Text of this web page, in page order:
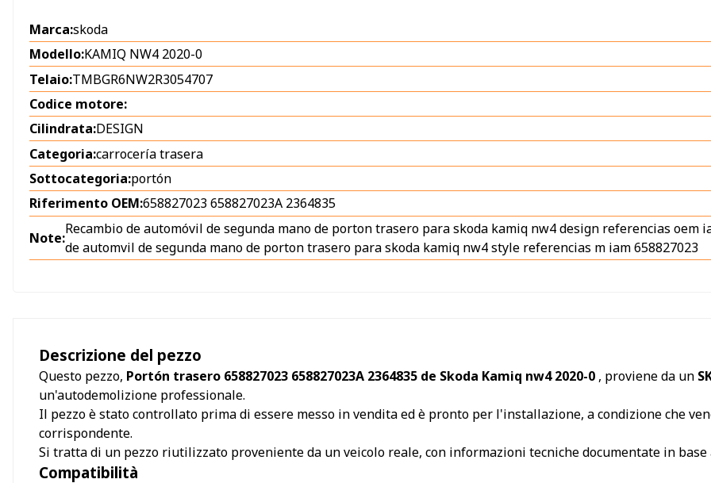
Marca:skoda
Modello:KAMIQ NW4 2020-0
Telaio:TMBGR6NW2R3054707
Codice motore:
Cilindrata:DESIGN
Categoria:carrocería trasera
Sottocategoria:portón
Riferimento OEM:658827023 658827023A 2364835
Note:
Recambio de automóvil de segunda mano de porton trasero para skoda kamiq nw4 design referencias oem
de automvil de segunda mano de porton trasero para skoda kamiq nw4 style referencias m iam 658827023
Descrizione del pezzo
Questo pezzo, Portón trasero 658827023 658827023A 2364835 de Skoda Kamiq nw4 2020-0 , proviene da un
un'autodemolizione professionale.
Il pezzo è stato controllato prima di essere messo in vendita ed è pronto per l'installazione, a condizione che
corrispondente.
Si tratta di un pezzo riutilizzato proveniente da un veicolo reale, con informazioni tecniche documentate in
Compatibilità